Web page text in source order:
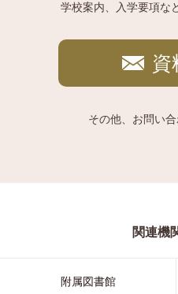
学校案内、入学要項な
資
その他、お問い
関連機
附属図書館